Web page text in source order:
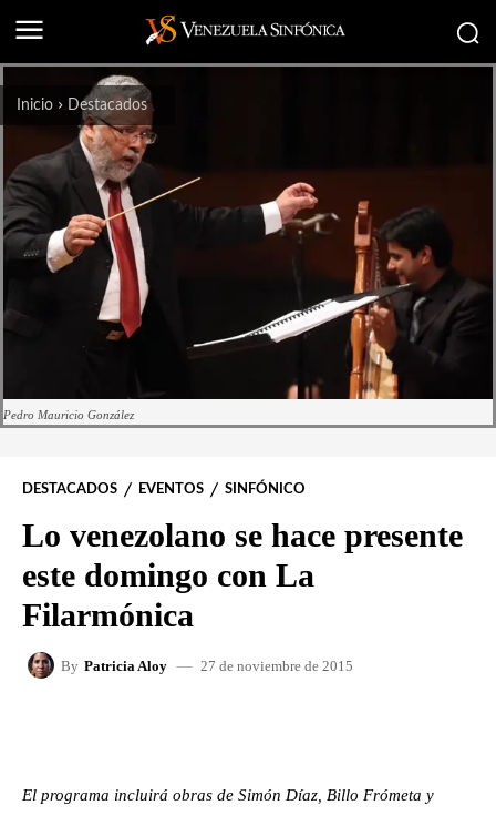
Inicio Destacados
Pedro Mauricio González
DESTACADOS EVENTOS SINFÓNICO
Lo venezolano se hace presente
este domingo con La
Filarmónica
By Patricia Aloy 27 de noviembre de 2015
El programa incluirá obras de Simón Díaz, Billo Frómeta y